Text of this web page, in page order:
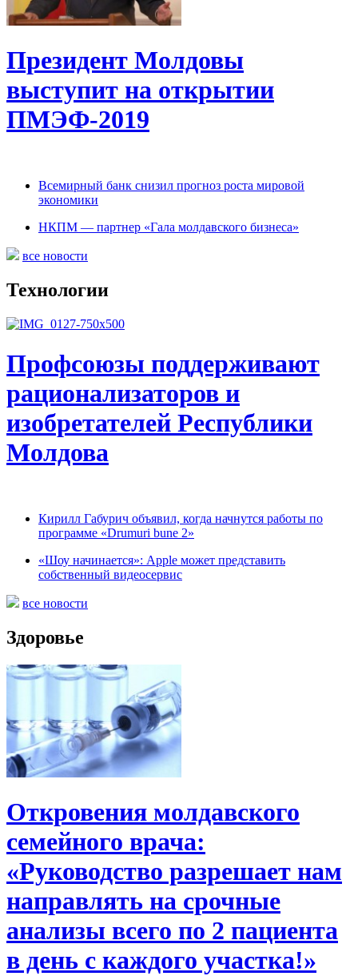
Президент Молдовы
выступит на открытии
ПМЭФ-2019
Всемирный банк снизил прогноз роста мировой
экономики
НКПМ — партнер «Гала молдавского бизнеса»
все новости
Технологии
Профсоюзы поддерживают
рационализаторов и
изобретателей Республики
Молдова
Кирилл Габурич объявил, когда начнутся работы по
программе «Drumuri bune 2»
«Шоу начинается»: Apple может представить
собственный видеосервис
все новости
Здоровье
Откровения молдавского
семейного врача:
«Руководство разрешает нам
направлять на срочные
анализы всего по 2 пациента
в день с каждого участка!»